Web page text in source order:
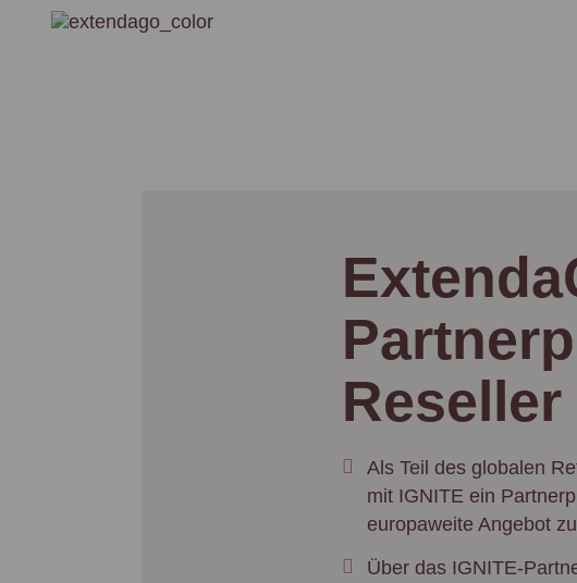
Als Teil des globalen
mit IGNITE ein
europaweite Angebot
Über das IGNITE-